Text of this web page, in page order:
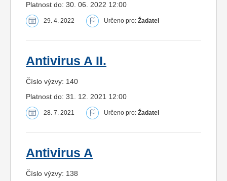
Platnost do: 30. 06. 2022 12:00
29. 4. 2022 Určeno pro: Žadatel
Antivirus A II.
Číslo výzvy: 140
Platnost do: 31. 12. 2021 12:00
28. 7. 2021 Určeno pro: Žadatel
Antivirus A
Číslo výzvy: 138